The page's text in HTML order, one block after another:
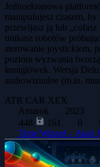
Jednoekranowa
manipulujesz czasem,
przewijasz ją lub „cofasz
unikasz robotów
sterowanie joystickiem,
poziom wyzwania
łamigłówek. Wersja
audiowizualne (m.in.
ATR CAR XEX
Amarok
2023
448
161 0
Time Wizard – Atari